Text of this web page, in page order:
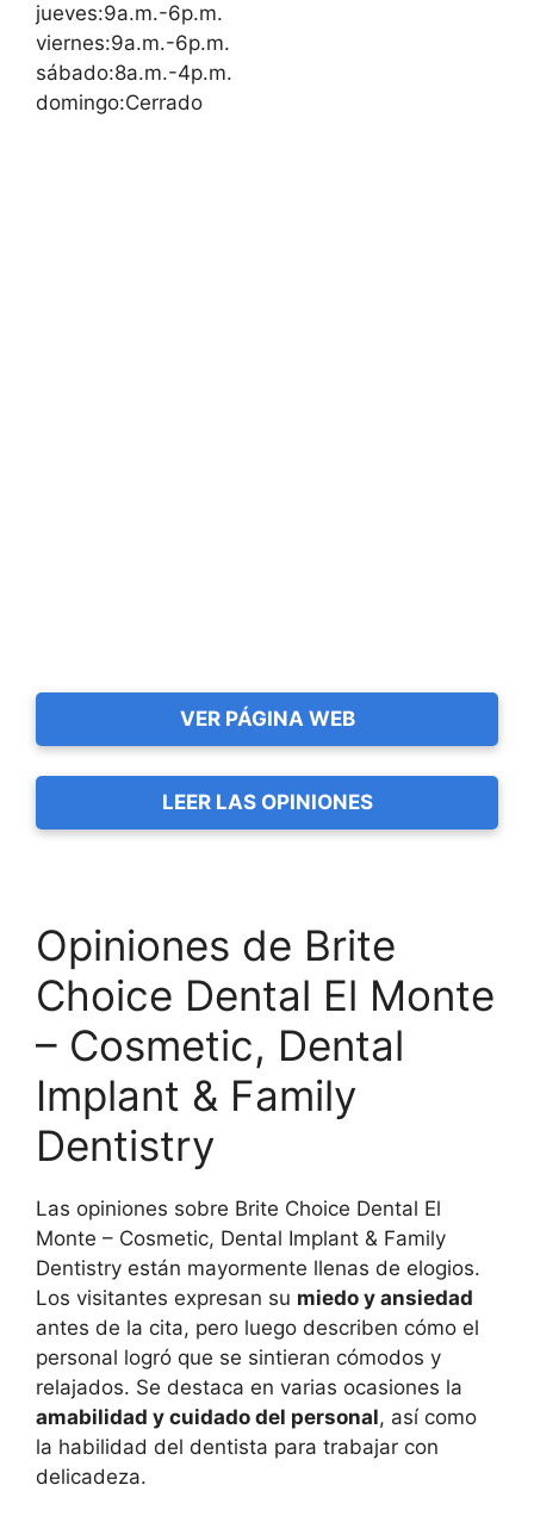
jueves:9a.m.-6p.m.
viernes:9a.m.-6p.m.
sábado:8a.m.-4p.m.
domingo:Cerrado
VER PÁGINA WEB
LEER LAS OPINIONES
Opiniones de Brite
Choice Dental El Monte
– Cosmetic, Dental
Implant & Family
Dentistry
Las opiniones sobre Brite Choice Dental El
Monte – Cosmetic, Dental Implant & Family
Dentistry están mayormente llenas de elogios.
Los visitantes expresan su miedo y ansiedad
antes de la cita, pero luego describen cómo el
personal logró que se sintieran cómodos y
relajados. Se destaca en varias ocasiones la
amabilidad y cuidado del personal, así como
la habilidad del dentista para trabajar con
delicadeza.